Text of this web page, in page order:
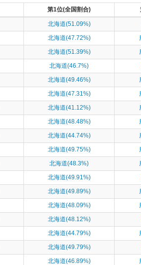
第1位(全国割合)
北海道(51.09%)
北海道(47.72%)
北海道(51.39%)
北海道(46.7%)
北海道(49.46%)
北海道(47.31%)
北海道(41.12%)
北海道(48.48%)
北海道(44.74%)
北海道(49.75%)
北海道(48.3%)
北海道(49.91%)
北海道(49.89%)
北海道(48.09%)
北海道(48.12%)
北海道(44.79%)
北海道(49.79%)
北海道(46.89%)